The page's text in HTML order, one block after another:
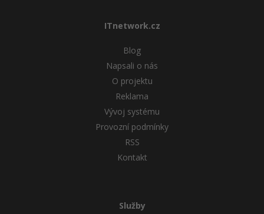
ITnetwork.cz
Blog
Napsali o nás
O projektu
Reklama
Vývoj systému
Provozní podmínky
RSS
Kontakt
Služby